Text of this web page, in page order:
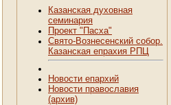
Казанская духовная
семинария
Проект "Пасха"
Свято-Вознесенский собор.
Казанская епрахия РПЦ
Новости епархий
Новости православия
(архив)